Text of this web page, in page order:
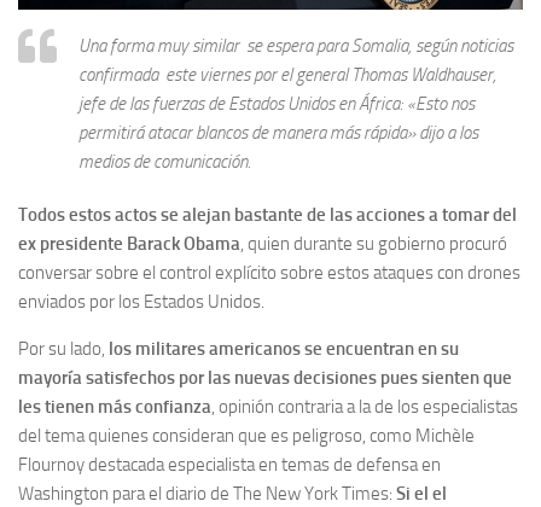
Una forma muy similar se espera para Somalia, según noticias
confirmada este viernes por el general Thomas Waldhauser,
jefe de las fuerzas de Estados Unidos en África: «Esto nos
permitirá atacar blancos de manera más rápida» dijo a los
medios de comunicación.
Todos estos actos se alejan bastante de las acciones a tomar del
ex presidente Barack Obama, quien durante su gobierno procuró
conversar sobre el control explícito sobre estos ataques con drones
enviados por los Estados Unidos.
Por su lado, los militares americanos se encuentran en su
mayoría satisfechos por las nuevas decisiones pues sienten que
les tienen más confianza, opinión contraria a la de los especialistas
del tema quienes consideran que es peligroso, como Michèle
Flournoy destacada especialista en temas de defensa en
Washington para el diario de The New York Times: Si el el